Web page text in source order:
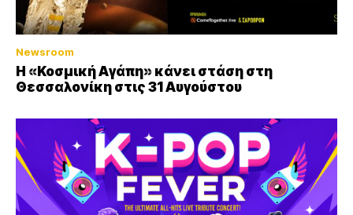
Newsroom
Η «Κοσμική Αγάπη» κάνει στάση στη
Θεσσαλονίκη στις 31 Αυγούστου